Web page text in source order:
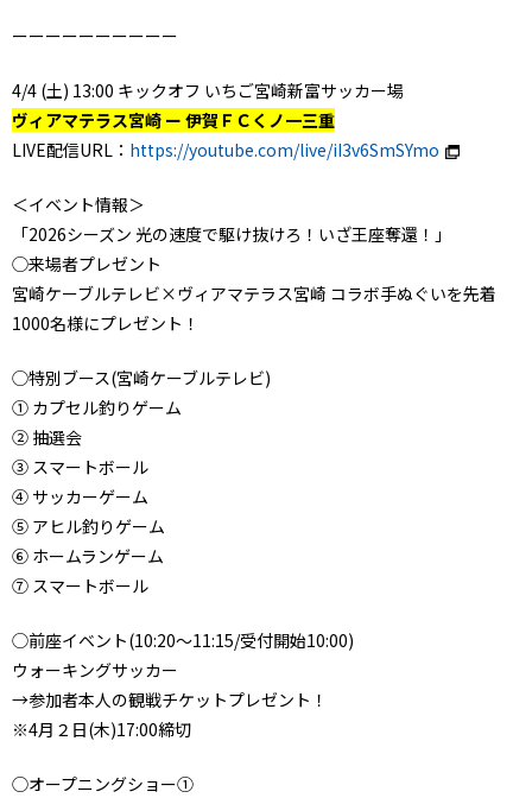
ーーーーーーーーーー
4/4 (土) 13:00 キックオフ いちご宮崎新富サッカー場
ヴィアマテラス宮崎 ー 伊賀ＦＣくノ一三重
LIVE配信URL： https://youtube.com/live/iI3v6SmSYmo
＜イベント情報＞
「2026シーズン 光の速度で駆け抜けろ！いざ王座奪還！」
◯来場者プレゼント
宮崎ケーブルテレビ×ヴィアマテラス宮崎 コラボ手ぬぐいを先着
1000名様にプレゼント！
◯特別ブース(宮崎ケーブルテレビ)
① カプセル釣りゲーム
② 抽選会
③ スマートボール
④ サッカーゲーム
⑤ アヒル釣りゲーム
⑥ ホームランゲーム
⑦ スマートボール
◯前座イベント(10:20～11:15/受付開始10:00)
ウォーキングサッカー
→参加者本人の観戦チケットプレゼント！
※4月２日(木)17:00締切
◯オープニングショー①